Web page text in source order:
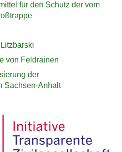
für den Schutz der vom
von Feldrainen
der
Sachsen-Anhalt